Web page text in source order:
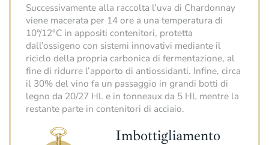
Successivamente alla raccolta l’uva di Chardonnay
viene macerata per 14 ore a una temperatura di
10°/12°C in appositi contenitori, protetta
dall’ossigeno con sistemi innovativi mediante il
riciclo della propria carbonica di fermentazione, al
fine di ridurre l’apporto di antiossidanti. Infine, circa
il 30% del vino fa un passaggio in grandi botti di
legno da 20/27 HL e in tonneaux da 5 HL mentre la
restante parte in contenitori di acciaio.
Imbottigliamento